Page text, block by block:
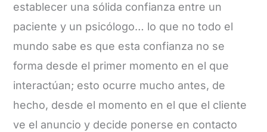
establecer una sólida confianza entre un
paciente y un psicólogo… lo que no todo el
mundo sabe es que esta confianza no se
forma desde el primer momento en el que
interactúan; esto ocurre mucho antes, de
hecho, desde el momento en el que el cliente
ve el anuncio y decide ponerse en contacto